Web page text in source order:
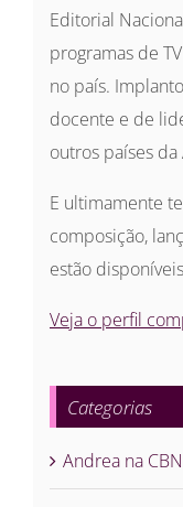
Editorial
programas de
no país.
docente e de
outros países
E ultimamente
composição,
estão
Veja o perfil
Categorias
Andrea na CBN